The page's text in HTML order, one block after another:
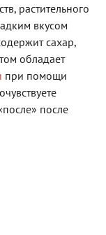
растительного
вкусом
сахар,
обладает
при помощи
после